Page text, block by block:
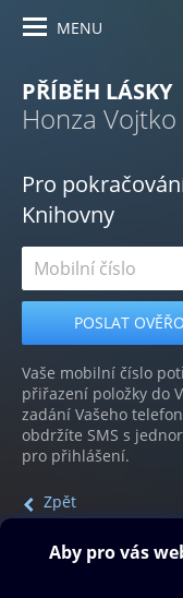
MENU
PŘÍBĚH LÁSKY
Honza Vojtko
Pro
Knihovny
Vaše mobilní číslo
přiřazení položky do
zadání Vašeho
obdržíte SMS s
pro přihlášení.
Zpět